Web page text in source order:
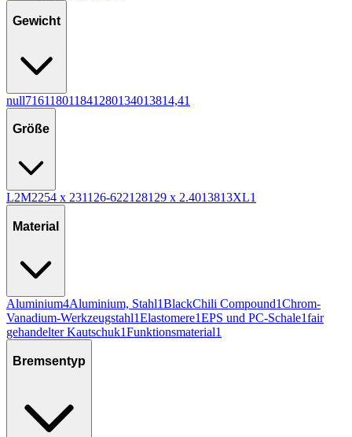
Gewicht
null716118011841 280134013814,41
Größe
L2M2254 x 2311 26-6221 281 29 x 2.4013813XL1
Material
Aluminium4Aluminium, Stahl1BlackChili Compound1Chrom-
Vanadium-Werkzeugstahl1Elastomere1EPS und PC-Schale1fair
gehandelter Kautschuk1Funktionsmaterial1
Bremsentyp